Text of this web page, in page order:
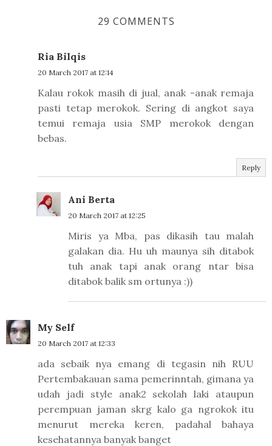
29 COMMENTS
Ria Bilqis
20 March 2017 at 12:14
Kalau rokok masih di jual, anak -anak remaja
pasti tetap merokok. Sering di angkot saya
temui remaja usia SMP merokok dengan
bebas.
Reply
Ani Berta
20 March 2017 at 12:25
Miris ya Mba, pas dikasih tau malah
galakan dia. Hu uh maunya sih ditabok
tuh anak tapi anak orang ntar bisa
ditabok balik sm ortunya :))
My Self
20 March 2017 at 12:33
ada sebaik nya emang di tegasin nih RUU
Pertembakauan sama pemerinntah, gimana ya
udah jadi style anak2 sekolah laki ataupun
perempuan jaman skrg kalo ga ngrokok itu
menurut mereka keren, padahal bahaya
kesehatannya banyak banget